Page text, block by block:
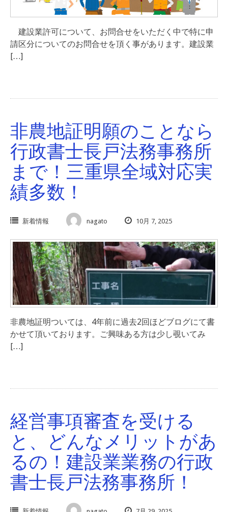
建設業許可について、お問合せをいただく中で特に申
請区分についてのお問合せを頂く事があります。建設業
[…]
非農地証明願のことなら
行政書士長戸法務事務所
まで！三重県全域対応実
績多数！
新着情報 nagato 10月 7, 2025
非農地証明ついては、4年前に過去2回ほどブログにて書
かせて頂いております。ご興味ある方は少し覗いてみ
[…]
経営事項審査を受ける
と、どんなメリットがあ
るの！建設業業務の行政
書士長戸法務事務所！